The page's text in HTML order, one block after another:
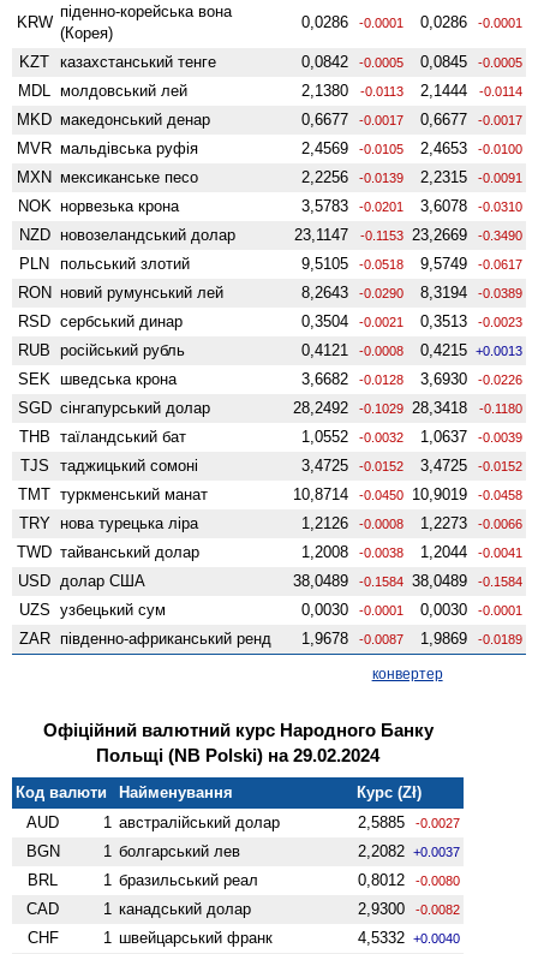
KRW
піденно-корейська вона
(Корея)
0,0286 -0.0001 0,0286 -0.0001
KZT казахстанський тенге 0,0842 -0.0005 0,0845 -0.0005
MDL молдовський лей 2,1380 -0.0113 2,1444 -0.0114
MKD македонський денар 0,6677 -0.0017 0,6677 -0.0017
MVR мальдівська руфія 2,4569 -0.0105 2,4653 -0.0100
MXN мексиканське песо 2,2256 -0.0139 2,2315 -0.0091
NOK норвезька крона 3,5783 -0.0201 3,6078 -0.0310
NZD ново­зеландський долар 23,1147 -0.1153 23,2669 -0.3490
PLN польський злотий 9,5105 -0.0518 9,5749 -0.0617
RON новий румунський лей 8,2643 -0.0290 8,3194 -0.0389
RSD сербський динар 0,3504 -0.0021 0,3513 -0.0023
RUB російський рубль 0,4121 -0.0008 0,4215 +0.0013
SEK шведська крона 3,6682 -0.0128 3,6930 -0.0226
SGD сінгапурський долар 28,2492 -0.1029 28,3418 -0.1180
THB таїландський бат 1,0552 -0.0032 1,0637 -0.0039
TJS таджицький сомоні 3,4725 -0.0152 3,4725 -0.0152
TMT туркменський манат 10,8714 -0.0450 10,9019 -0.0458
TRY нова турецька ліра 1,2126 -0.0008 1,2273 -0.0066
TWD тайванський долар 1,2008 -0.0038 1,2044 -0.0041
USD долар США 38,0489 -0.1584 38,0489 -0.1584
UZS узбецький сум 0,0030 -0.0001 0,0030 -0.0001
ZAR південно-африканський ренд 1,9678 -0.0087 1,9869 -0.0189
конвертер
Офіційний валютний курс Народного Банку
Польщі (NB Polski) на 29.02.2024
Код валюти Найменування
Курс (Zł)
AUD
1 австралійський долар 2,5885 -0.0027
BGN 1 болгарський лев 2,2082 +0.0037
BRL 1 бразильський реал 0,8012 -0.0080
CAD 1 канадський долар 2,9300 -0.0082
CHF 1 швейцарський франк 4,5332 +0.0040